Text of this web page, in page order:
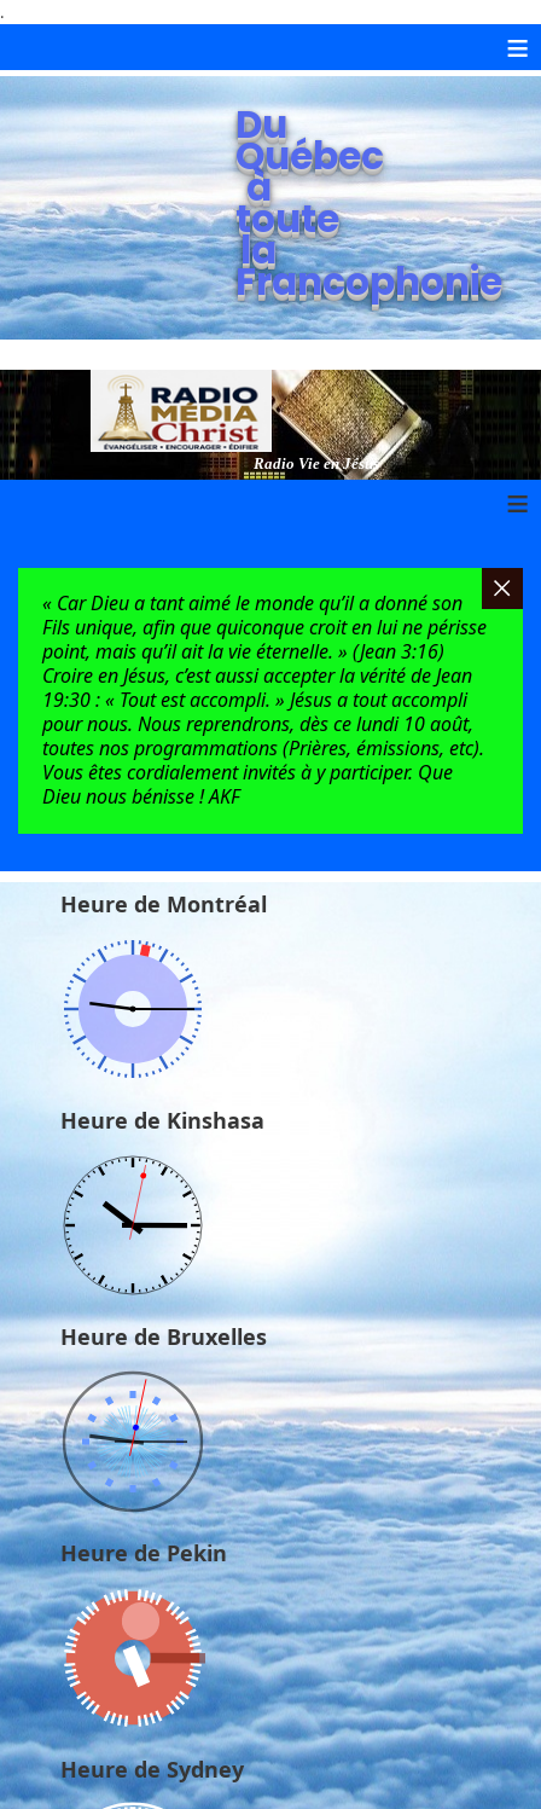
.
≡
Du
Québec
à
toute
la
Francophonie
Radio Vie en Jésus
≡
« Car Dieu a tant aimé le monde qu’il a donné son
Fils unique, afin que quiconque croit en lui ne périsse
point, mais qu’il ait la vie éternelle. » (Jean 3:16)
Croire en Jésus, c’est aussi accepter la vérité de Jean
19:30 : « Tout est accompli. » Jésus a tout accompli
pour nous. Nous reprendrons, dès ce lundi 10 août,
toutes nos programmations (Prières, émissions, etc).
Vous êtes cordialement invités à y participer. Que
Dieu nous bénisse ! AKF
Heure de Montréal
Heure de Kinshasa
Heure de Bruxelles
Heure de Pekin
Heure de Sydney